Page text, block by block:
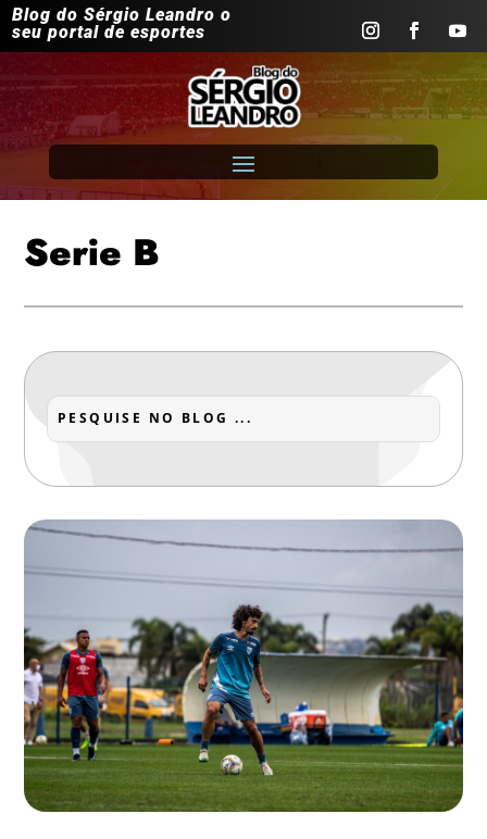
Blog do Sérgio Leandro o
seu portal de esportes
Serie B